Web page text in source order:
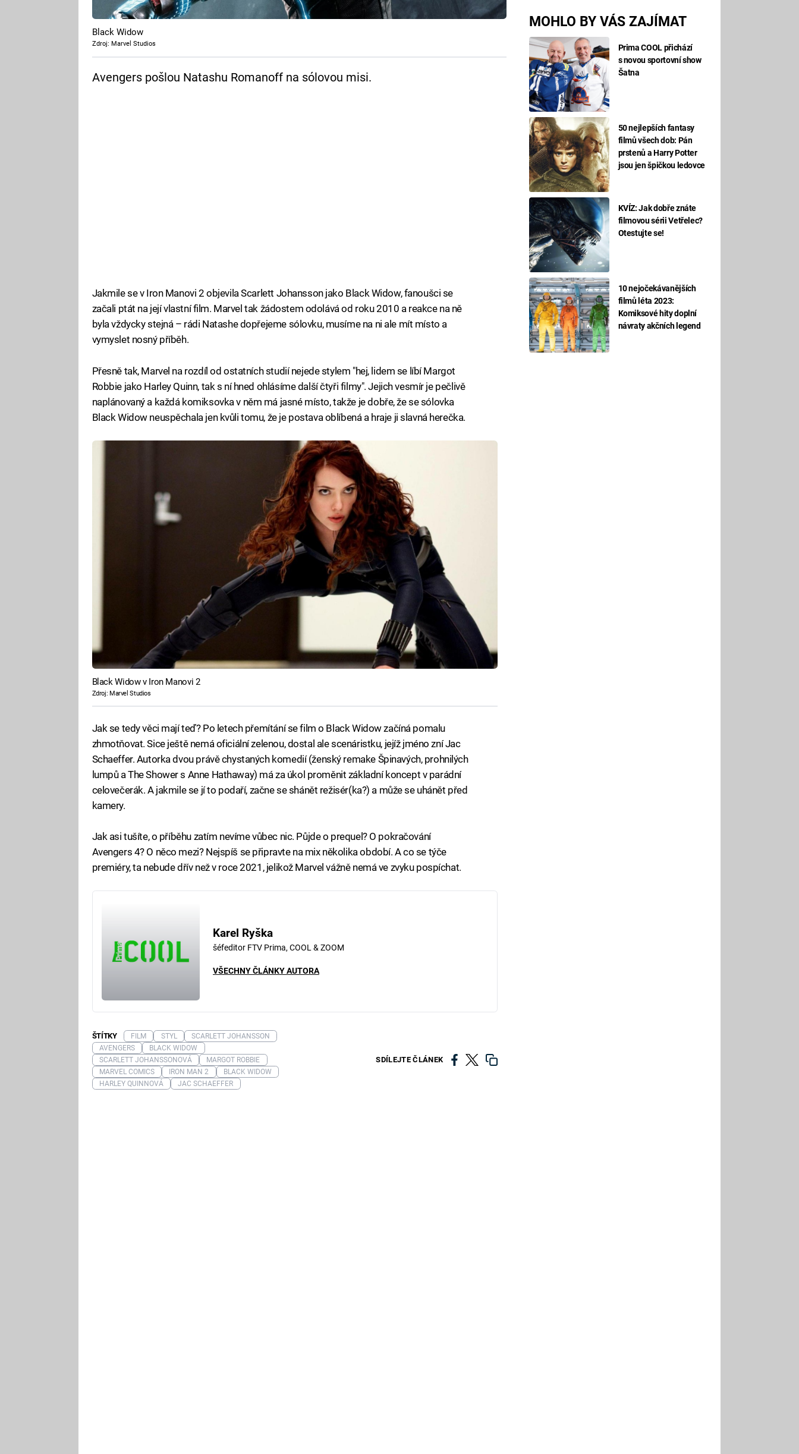
MOHLO BY VÁS ZAJÍMAT
Prima COOL přichází
s novou sportovní show
Šatna
50 nejlepších fantasy
filmů všech dob: Pán
prstenů a Harry Potter
jsou jen špičkou ledovce
KVÍZ: Jak dobře znáte
filmovou sérii Vetřelec?
Otestujte se!
10 nejočekávanějších
filmů léta 2023:
Komiksové hity doplní
návraty akčních legend
Black Widow
Zdroj: Marvel Studios
Avengers pošlou Natashu Romanoff na sólovou misi.
Jakmile se v Iron Manovi 2 objevila Scarlett Johansson jako Black Widow, fanoušci se
začali ptát na její vlastní film. Marvel tak žádostem odolává od roku 2010 a reakce na ně
byla vždycky stejná – rádi Natashe dopřejeme sólovku, musíme na ni ale mít místo a
vymyslet nosný příběh.
Přesně tak, Marvel na rozdíl od ostatních studií nejede stylem "hej, lidem se líbí Margot
Robbie jako Harley Quinn, tak s ní hned ohlásíme další čtyři filmy". Jejich vesmír je pečlivě
naplánovaný a každá komiksovka v něm má jasné místo, takže je dobře, že se sólovka
Black Widow neuspěchala jen kvůli tomu, že je postava oblíbená a hraje ji slavná herečka.
Black Widow v Iron Manovi 2
Zdroj: Marvel Studios
Jak se tedy věci mají teď? Po letech přemítání se film o Black Widow začíná pomalu
zhmotňovat. Sice ještě nemá oficiální zelenou, dostal ale scenáristku, jejíž jméno zní Jac
Schaeffer. Autorka dvou právě chystaných komedií (ženský remake Špinavých, prohnilých
lumpů a The Shower s Anne Hathaway) má za úkol proměnit základní koncept v parádní
celovečerák. A jakmile se jí to podaří, začne se shánět režisér(ka?) a může se uhánět před
kamery.
Jak asi tušíte, o příběhu zatím nevíme vůbec nic. Půjde o prequel? O pokračování
Avengers 4? O něco mezi? Nejspíš se připravte na mix několika období. A co se týče
premiéry, ta nebude dřív než v roce 2021, jelikož Marvel vážně nemá ve zvyku pospíchat.
Karel Ryška
šéfeditor FTV Prima, COOL & ZOOM
VŠECHNY ČLÁNKY AUTORA
SDÍLEJTE ČLÁNEK
ŠTÍTKY FILM STYL
SCARLETT JOHANSSON
AVENGERS
BLACK WIDOW
SCARLETT JOHANSSONOVÁ
MARGOT ROBBIE
MARVEL COMICS
IRON MAN 2
BLACK WIDOW
HARLEY QUINNOVÁ
JAC SCHAEFFER